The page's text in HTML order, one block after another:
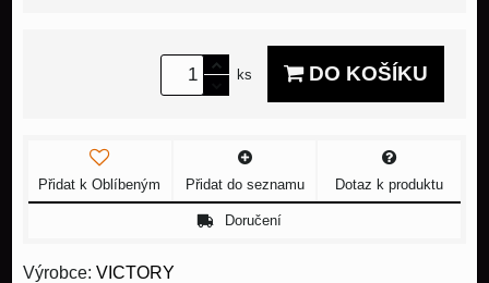
ks DO KOŠÍKU
Přidat k Oblíbeným Přidat do seznamu Dotaz k produktu
Doručení
Výrobce: VICTORY